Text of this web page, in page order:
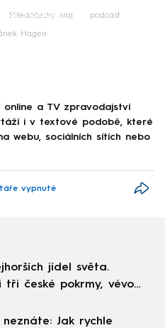
to fetch
Středočeský kraj podcast
Hagen
online a TV zpravodajství
i v textové podobě, které
webu, sociálních sítích nebo
vypnuté
jídel světa.
tři české pokrmy, vévodí
neznáte: Jak rychle